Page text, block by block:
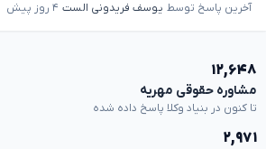
آخرین پاسخ توسط یوسف فریدونی الست ۴ روز پیش
۱۲,۶۴۸
مشاوره حقوقی مهریه
تا کنون در بنیاد وکلا پاسخ داده شده
۲,۹۷۱